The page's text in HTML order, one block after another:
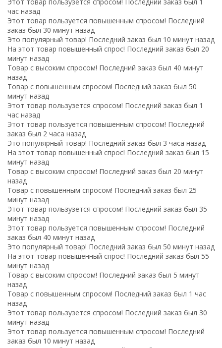
час назад
Этот товар пользуется повышенным спросом! Последний
заказ был 30 минут назад
Это популярный товар! Последний заказ был 10 минут назад
На этот товар повышенный спрос! Последний заказ был 20
минут назад
Товар с высоким спросом! Последний заказ был 40 минут
назад
Товар с повышенным спросом! Последний заказ был 50
минут назад
Этот товар пользузется спросом! Последний заказ был 1
час назад
Этот товар пользуется повышенным спросом! Последний
заказ был 2 часа назад
Это популярный товар! Последний заказ был 3 часа назад
На этот товар повышенный спрос! Последний заказ был 15
минут назад
Товар с высоким спросом! Последний заказ был 20 минут
назад
Товар с повышенным спросом! Последний заказ был 25
минут назад
Этот товар пользузется спросом! Последний заказ был 35
минут назад
Этот товар пользуется повышенным спросом! Последний
заказ был 40 минут назад
Это популярный товар! Последний заказ был 50 минут назад
На этот товар повышенный спрос! Последний заказ был 55
минут назад
Товар с высоким спросом! Последний заказ был 5 минут
назад
Товар с повышенным спросом! Последний заказ был 1 час
назад
Этот товар пользузется спросом! Последний заказ был 30
минут назад
Этот товар пользуется повышенным спросом! Последний
заказ был 10 минут назад